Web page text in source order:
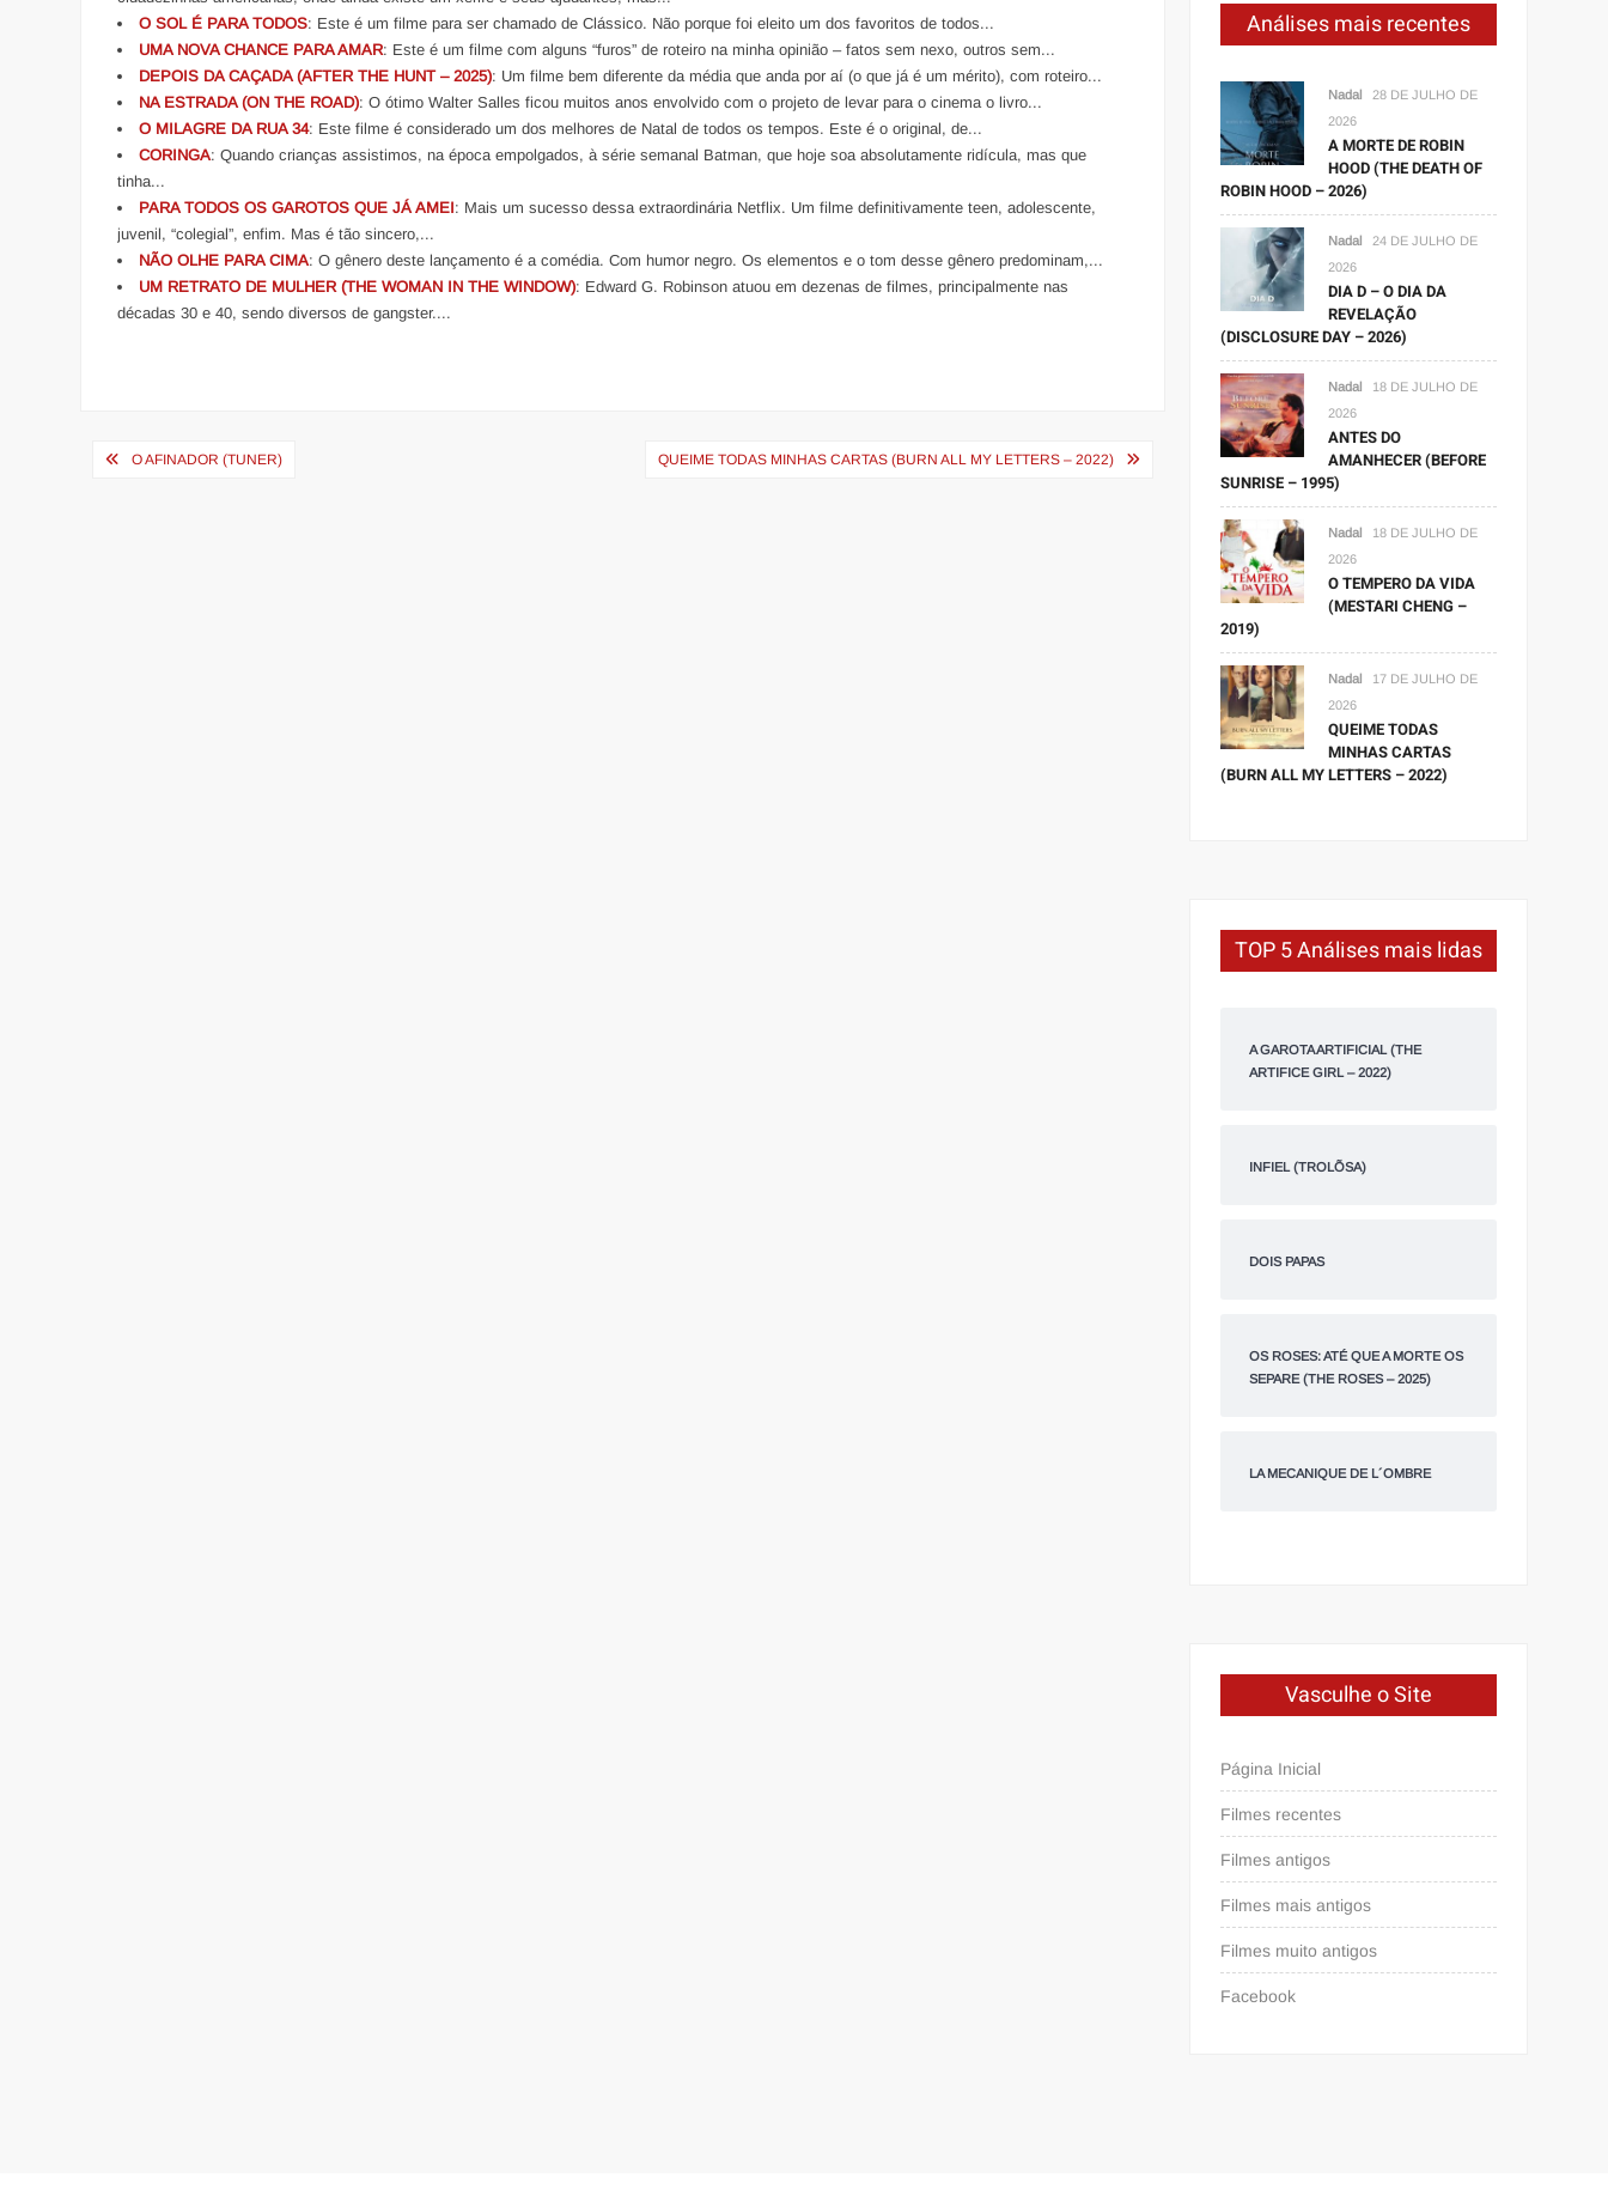
O SOL É PARA TODOS: Este é um filme para ser chamado de Clássico. Não porque foi eleito um dos favoritos de todos...
UMA NOVA CHANCE PARA AMAR: Este é um filme com alguns “furos” de roteiro na minha opinião – fatos sem nexo, outros sem...
DEPOIS DA CAÇADA (AFTER THE HUNT – 2025): Um filme bem diferente da média que anda por aí (o que já é um mérito), com roteiro...
NA ESTRADA (ON THE ROAD): O ótimo Walter Salles ficou muitos anos envolvido com o projeto de levar para o cinema o livro...
O MILAGRE DA RUA 34: Este filme é considerado um dos melhores de Natal de todos os tempos. Este é o original, de...
CORINGA: Quando crianças assistimos, na época empolgados, à série semanal Batman, que hoje soa absolutamente ridícula, mas que
tinha...
PARA TODOS OS GAROTOS QUE JÁ AMEI: Mais um sucesso dessa extraordinária Netflix. Um filme definitivamente teen, adolescente,
juvenil, “colegial”, enfim. Mas é tão sincero,...
NÃO OLHE PARA CIMA: O gênero deste lançamento é a comédia. Com humor negro. Os elementos e o tom desse gênero predominam,...
UM RETRATO DE MULHER (THE WOMAN IN THE WINDOW): Edward G. Robinson atuou em dezenas de filmes, principalmente nas
décadas 30 e 40, sendo diversos de gangster....
Navegação
O AFINADOR (TUNER) QUEIME TODAS MINHAS CARTAS (BURN ALL MY LETTERS – 2022)
Análises mais recentes
Nadal
28 DE JULHO DE
2026
A MORTE DE ROBIN
HOOD (THE DEATH OF
ROBIN HOOD – 2026)
Nadal
24 DE JULHO DE
2026
DIA D – O DIA DA
REVELAÇÃO
(DISCLOSURE DAY – 2026)
Nadal
18 DE JULHO DE
2026
ANTES DO
AMANHECER (BEFORE
SUNRISE – 1995)
Nadal
18 DE JULHO DE
2026
O TEMPERO DA VIDA
(MESTARI CHENG –
2019)
Nadal
17 DE JULHO DE
2026
QUEIME TODAS
MINHAS CARTAS
(BURN ALL MY LETTERS – 2022)
TOP 5 Análises mais lidas
A GAROTA ARTIFICIAL (THE
ARTIFICE GIRL – 2022)
INFIEL (TROLÕSA)
DOIS PAPAS
OS ROSES: ATÉ QUE A MORTE OS
SEPARE (THE ROSES – 2025)
LA MECANIQUE DE L´OMBRE
Vasculhe o Site
Página Inicial
Filmes recentes
Filmes antigos
Filmes mais antigos
Filmes muito antigos
Facebook